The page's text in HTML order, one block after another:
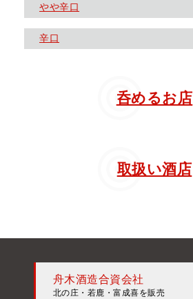
やや辛口
辛口
呑めるお店
取扱い酒店
舟木酒造合資会社
北の庄・若鹿・富成喜を販売